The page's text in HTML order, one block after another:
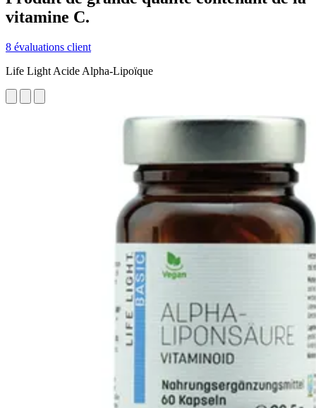
vitamine C.
8 évaluations client
Life Light Acide Alpha-Lipoïque